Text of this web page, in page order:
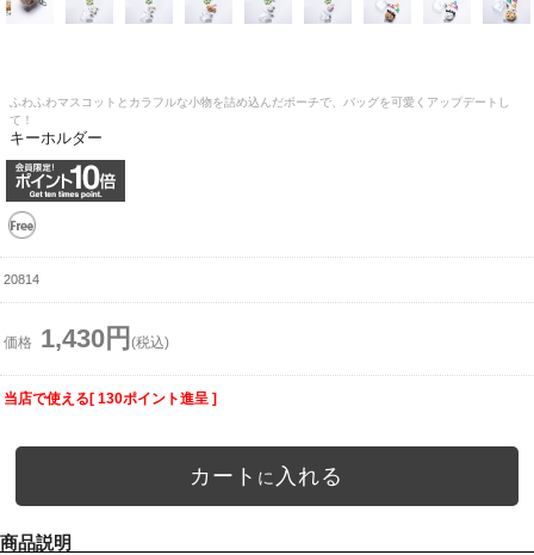
ふわふわマスコットとカラフルな小物を詰め込んだポーチで、バッグを可愛くアップデートし
て！
キーホルダー
20814
価格 1,430円 (税込)
当店で使える[ 130ポイント進呈 ]
カート に 入れる
商品説明